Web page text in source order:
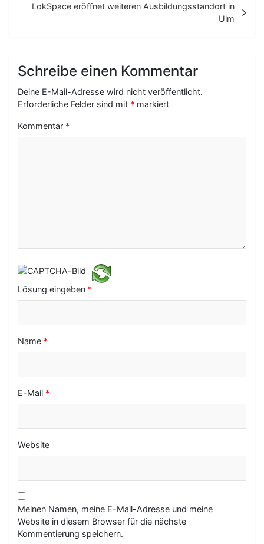
g
N
o
LokSpace eröffnet weiteren Ausbildungsstandort in
Ulm
Schreibe einen Kommentar
Deine E-Mail-Adresse wird nicht veröffentlicht.
Erforderliche Felder sind mit * markiert
Kommentar *
Lösung eingeben *
Name *
E-Mail *
Website
Meinen Namen, meine E-Mail-Adresse und meine
Website in diesem Browser für die nächste
Kommentierung speichern.